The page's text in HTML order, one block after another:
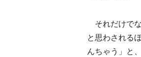
それだけで
と思わされる
んちゃう」と